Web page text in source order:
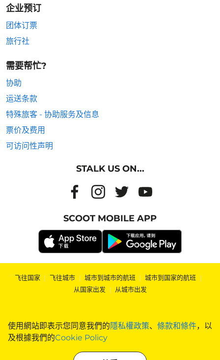
使用網站即表示您同意我們的隱私權政策、 條款和條件，以
及根據我們的Cookie Policy
企业预订
团体订票
旅行社
需要帮忙?
协助
运送条款
特殊旅客 - 协助服务及信息
票价及费用
可访问性声明
STALK US ON...
SCOOT MOBILE APP
飞往国家 | 飞往城市 | 城市到城市的航班 | 城市到国家的航班 |
从国家出发 | 从城市出发